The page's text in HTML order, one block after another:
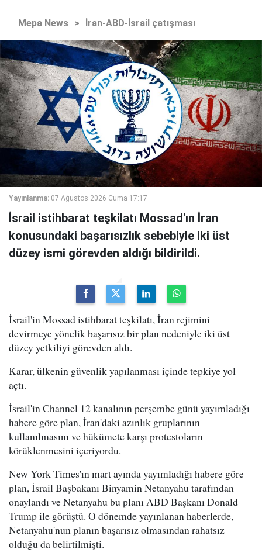
Mepa News > İran-ABD-İsrail çatışması
Yayınlanma: 07 Ağustos 2026 Cuma 17:17
İsrail istihbarat teşkilatı Mossad'ın İran
konusundaki başarısızlık sebebiyle iki üst
düzey ismi görevden aldığı bildirildi.
İsrail'in Mossad istihbarat teşkilatı, İran rejimini
devirmeye yönelik başarısız bir plan nedeniyle iki üst
düzey yetkiliyi görevden aldı.
Karar, ülkenin güvenlik yapılanması içinde tepkiye yol
açtı.
İsrail'in Channel 12 kanalının perşembe günü yayımladığı
habere göre plan, İran'daki azınlık gruplarının
kullanılmasını ve hükümete karşı protestoların
körüklenmesini içeriyordu.
New York Times'ın mart ayında yayımladığı habere göre
plan, İsrail Başbakanı Binyamin Netanyahu tarafından
onaylandı ve Netanyahu bu planı ABD Başkanı Donald
Trump ile görüştü. O dönemde yayınlanan haberlerde,
Netanyahu'nun planın başarısız olmasından rahatsız
olduğu da belirtilmişti.